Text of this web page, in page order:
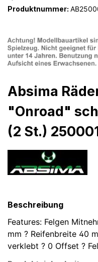
Produktnummer:
Absima
"Onroad"
(2 St.)
Beschreibung
Features: Felgen
mm ? Reifenbreite 40
verklebt ? 0 Offset ?